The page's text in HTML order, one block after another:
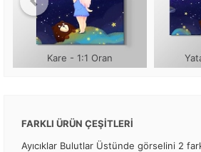
Kare - 1:1 Oran
FARKLI ÜRÜN ÇEŞİTLERİ
Ayıcıklar Bulutlar Üstünde görselini 2